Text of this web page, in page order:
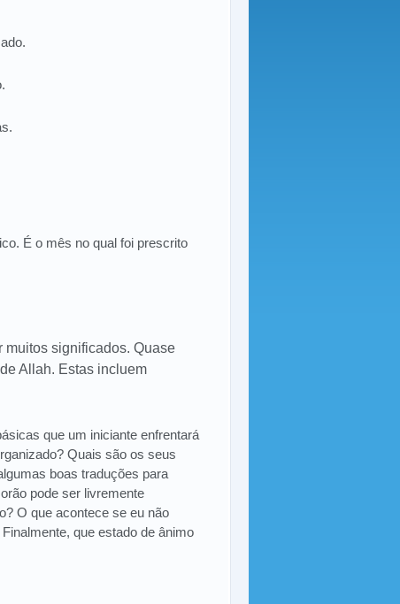
É o mês no qual foi prescrito
muitos significados. Quase
Allah. Estas incluem
que um iniciante enfrentará
Quais são os seus
boas traduções para
pode ser livremente
O que acontece se eu não
que estado de ânimo